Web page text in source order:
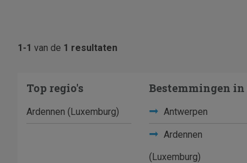
1-1 van de 1 resultaten
Top regio's
Ardennen (Luxemburg)
Bestemmingen in
Antwerpen
Ardennen
(Luxemburg)